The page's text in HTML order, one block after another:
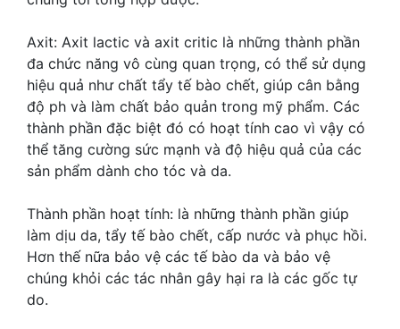
Axit: Axit lactic và axit critic là những thành phần
đa chức năng vô cùng quan trọng, có thể sử dụng
hiệu quả như chất tẩy tế bào chết, giúp cân bằng
độ ph và làm chất bảo quản trong mỹ phẩm. Các
thành phần đặc biệt đó có hoạt tính cao vì vậy có
thể tăng cường sức mạnh và độ hiệu quả của các
sản phẩm dành cho tóc và da.
Thành phần hoạt tính: là những thành phần giúp
làm dịu da, tẩy tế bào chết, cấp nước và phục hồi.
Hơn thế nữa bảo vệ các tế bào da và bảo vệ
chúng khỏi các tác nhân gây hại ra là các gốc tự
do.